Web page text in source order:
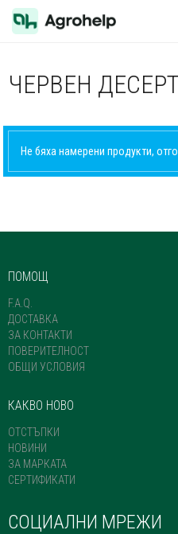
ЧЕРВЕН
Не бяха намерени продукти,
ПОМОЩ
F.A.Q.
ДОСТАВКА
ЗА КОНТАКТИ
ПОВЕРИТЕЛНОСТ
ОБЩИ УСЛОВИЯ
КАКВО НОВО
ОТСТЪПКИ
НОВИНИ
ЗА МАРКАТА
СЕРТИФИКАТИ
СОЦИАЛНИ МРЕЖИ